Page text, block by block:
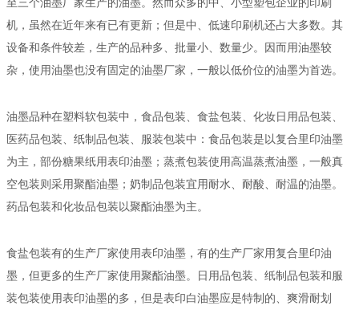
至三个油墨厂家生产的油墨。然而众多的中、小型塑包企业的印刷
机，虽然在近年来有已有更新；但是中、低速印刷机还占大多数。其
设备和条件较差，生产的品种多、批量小、数量少。因而用油墨较
杂，使用油墨也没有固定的油墨厂家，一般以低价位的油墨为首选。
油墨品种在塑料软包装中，食品包装、食盐包装、化妆日用品包装、
医药品包装、纸制品包装、服装包装中：食品包装是以复合里印油墨
为主，部份糖果纸用表印油墨；蒸煮包装使用高温蒸煮油墨，一般真
空包装则采用聚酯油墨；奶制品包装宜用耐水、耐酸、耐温的油墨。
药品包装和化妆品包装以聚酯油墨为主。
食盐包装有的生产厂家使用表印油墨，有的生产厂家用复合里印油
墨，但更多的生产厂家使用聚酯油墨。日用品包装、纸制品包装和服
装包装使用表印油墨的多，但是表印白油墨应是特制的、爽滑耐划